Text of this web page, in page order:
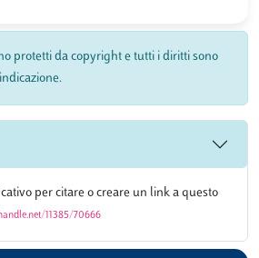
protetti da copyright e tutti i diritti sono
per citare o creare un link a questo
11385/70666